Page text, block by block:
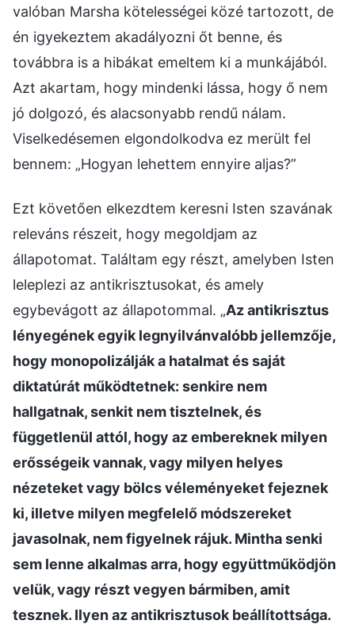
valóban Marsha kötelességei közé tartozott, de
én igyekeztem akadályozni őt benne, és
továbbra is a hibákat emeltem ki a munkájából.
Azt akartam, hogy mindenki lássa, hogy ő nem
jó dolgozó, és alacsonyabb rendű nálam.
Viselkedésemen elgondolkodva ez merült fel
bennem: „Hogyan lehettem ennyire aljas?”
Ezt követően elkezdtem keresni Isten szavának
releváns részeit, hogy megoldjam az
állapotomat. Találtam egy részt, amelyben Isten
leleplezi az antikrisztusokat, és amely
egybevágott az állapotommal. „Az antikrisztus
lényegének egyik legnyilvánvalóbb jellemzője,
hogy monopolizálják a hatalmat és saját
diktatúrát működtetnek: senkire nem
hallgatnak, senkit nem tisztelnek, és
függetlenül attól, hogy az embereknek milyen
erősségeik vannak, vagy milyen helyes
nézeteket vagy bölcs véleményeket fejeznek
ki, illetve milyen megfelelő módszereket
javasolnak, nem figyelnek rájuk. Mintha senki
sem lenne alkalmas arra, hogy együttműködjön
velük, vagy részt vegyen bármiben, amit
tesznek. Ilyen az antikrisztusok beállítottsága.